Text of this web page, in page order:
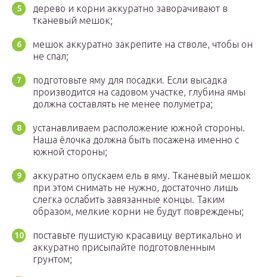
дерево и корни аккуратно заворачивают в
тканевый мешок;
мешок аккуратно закрепите на стволе, чтобы он
не спал;
подготовьте яму для посадки. Если высадка
производится на садовом участке, глубина ямы
должна составлять не менее полуметра;
устанавливаем расположение южной стороны.
Наша ёлочка должна быть посажена именно с
южной стороны;
аккуратно опускаем ель в яму. Тканевый мешок
при этом снимать не нужно, достаточно лишь
слегка ослабить завязанные концы. Таким
образом, мелкие корни не будут повреждены;
поставьте пушистую красавицу вертикально и
аккуратно присыпайте подготовленным
грунтом;